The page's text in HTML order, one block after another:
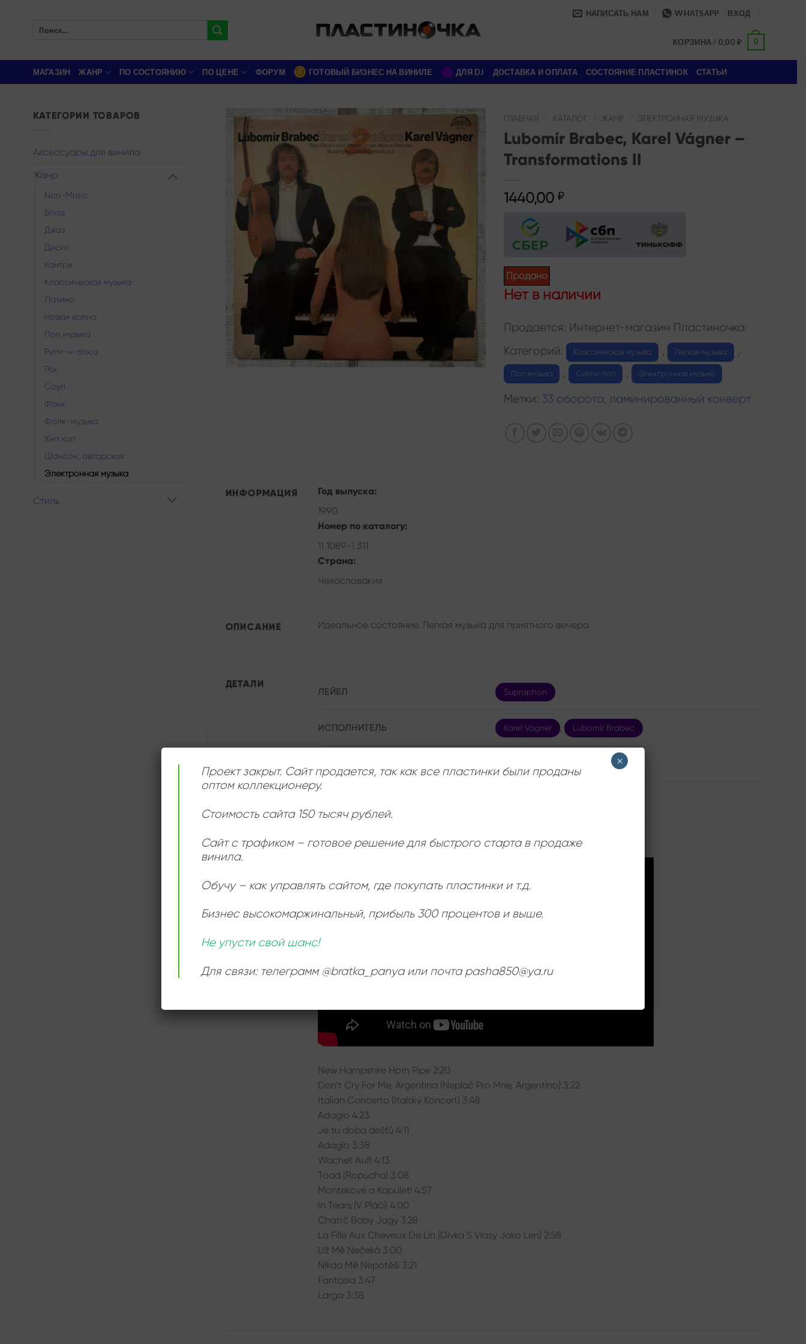
НАПИСАТЬ НАМ WHATSAPP ВХОД
КОРЗИНА / 0,00₽ 0
МАГАЗИН ЖАНР ПО СОСТОЯНИЮ ПО ЦЕНЕ ФОРУМ ГОТОВЫЙ БИЗНЕС НА ВИНИЛЕ ДЛЯ DJ ДОСТАВКА И ОПЛАТА СОСТОЯНИЕ ПЛАСТИНОК СТАТЬИ
КАТЕГОРИИ ТОВАРОВ
Аксессуары для винила
Жанр
Non-Music
Блюз
Джаз
Диско
Кантри
Классическая музыка
Латино
Новая волна
Поп музыка
Ритм-н-блюз
Рок
Соул
Фанк
Фолк-музыка
Хип хоп
Шансон, авторская
Электронная музыка
Стиль
ГЛАВНАЯ КАТАЛОГ ЖАНР ЭЛЕКТРОННАЯ МУЗЫКА
Lubomír Brabec, Karel Vágner –
Transformations II
1440,00 ₽
Продано
Нет в наличии
Продается: Интернет-магазин Пластиночка
Категорий:
Классическая музыка , Легкая музыка ,
Поп музыка , Синти-поп , Электронная музыка
Метки: 33 оборота, ламинированный конверт
ИНФОРМАЦИЯ
Год выпуска:
1990
Номер по каталогу:
11 1089-1 311
Страна:
Чехословакия
ОПИСАНИЕ Идеальное состояние. Легкая музыка для приятного вечера.
ДЕТАЛИ
ЛЕЙБЛ Supraphon
ИСПОЛНИТЕЛЬ Karel Vágner , Lubomír Brabec
New Hampshire Horn Pipe 2:20
Don’t Cry For Me, Argentina (Neplač Pro Mne, Argentino) 3:22
Italian Concerto (Italský Koncert) 3:48
Adagio 4:23
Je tu doba dešťů 4:11
Adagio 3:38
Wachet Auf! 4:13
Toad (Ropucha) 3:08
Montekové a Kapuleti 4:57
In Tears (V Pláči) 4:00
Chatrč Baby Jagy 3:28
La Fille Aux Cheveux De Lin (Dívka S Vlasy Jako Len) 2:58
Už Mě Nečeká 3:00
Nikdo Mě Nepotěší 3:21
Fantasia 3:47
Largo 3:38
Проект закрыт. Сайт продается, так как все пластинки были проданы
оптом коллекционеру.
Стоимость сайта 150 тысяч рублей.
Сайт с трафиком – готовое решение для быстрого старта в продаже
винила.
Обучу – как управлять сайтом, где покупать пластинки и т.д.
Бизнес высокомаржинальный, прибыль 300 процентов и выше.
Не упусти свой шанс!
Для связи: телеграмм @bratka_panya или почта pasha850@ya.ru
×